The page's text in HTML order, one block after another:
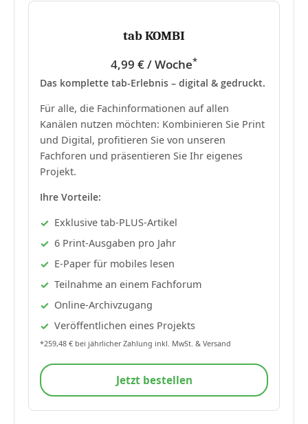
tab KOMBI
4,99 € / Woche*
Das komplette tab-Erlebnis – digital & gedruckt.
Für alle, die Fachinformationen auf allen
Kanälen nutzen möchten: Kombinieren Sie Print
und Digital, profitieren Sie von unseren
Fachforen und präsentieren Sie Ihr eigenes
Projekt.
Ihre Vorteile:
Exklusive tab-PLUS-Artikel
6 Print-Ausgaben pro Jahr
E-Paper für mobiles lesen
Teilnahme an einem Fachforum
Online-Archivzugang
Veröffentlichen eines Projekts
*259,48 € bei jährlicher Zahlung inkl. MwSt. & Versand
Jetzt bestellen